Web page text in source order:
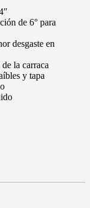
de 6° para
desgaste en
la carraca
y tapa